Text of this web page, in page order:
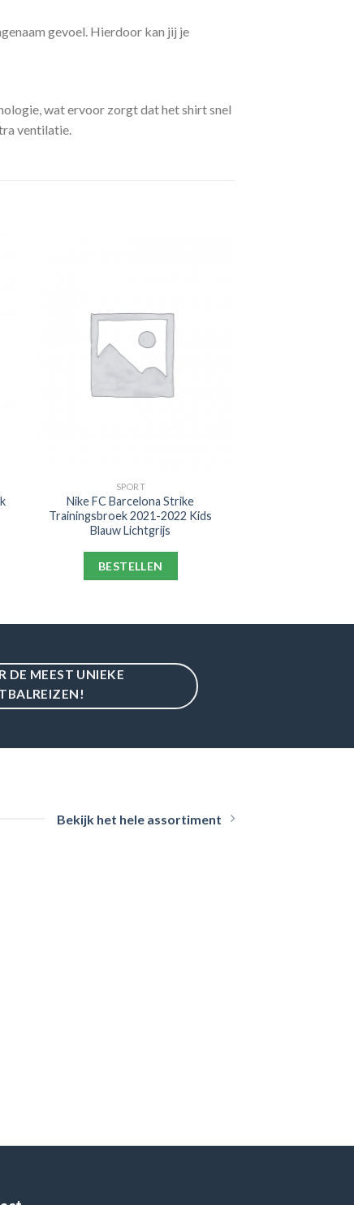
gevoel. Hierdoor kan jij je
wat ervoor zorgt dat het shirt snel
ventilatie.
SPORT
Nike FC Barcelona Strike
Trainingsbroek 2021-2022 Kids
Blauw Lichtgrijs
BESTELLEN
DE MEEST UNIEKE
Bekijk het hele assortiment